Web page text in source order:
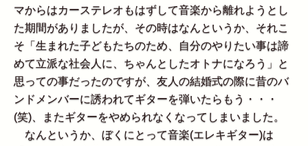
マからはカーステレオもはずして音楽から離れようとし
た期間がありましたが、その時はなんというか、それこ
そ「生まれた子どもたちのため、自分のやりたい事は諦
めて立派な社会人に、ちゃんとしたオトナになろう」と
思っての事だったのですが、友人の結婚式の際に昔のバ
ンドメンバーに誘われてギターを弾いたらもう・・・
(笑)、またギターをやめられなくなってしまいました。
なんというか、ぼくにとって音楽(エレキギター)は